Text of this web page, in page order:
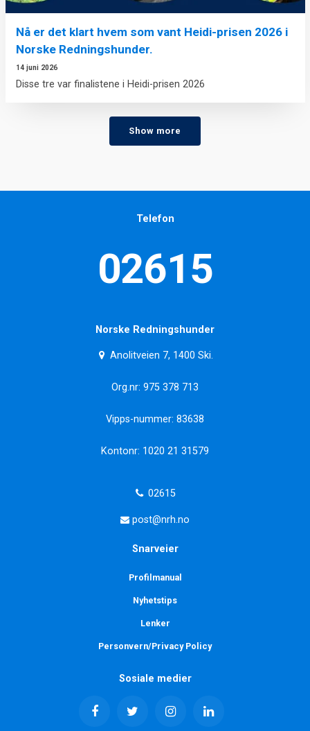
Nå er det klart hvem som vant Heidi-prisen 2026 i
Norske Redningshunder.
14 juni 2026
Disse tre var finalistene i Heidi-prisen 2026
Show more
Telefon
02615
Norske Redningshunder
Anolitveien 7, 1400 Ski.
Org.nr: 975 378 713
Vipps-nummer: 83638
Kontonr: 1020 21 31579
02615
post@nrh.no
Snarveier
Profilmanual
Nyhetstips
Lenker
Personvern/Privacy Policy
Sosiale medier